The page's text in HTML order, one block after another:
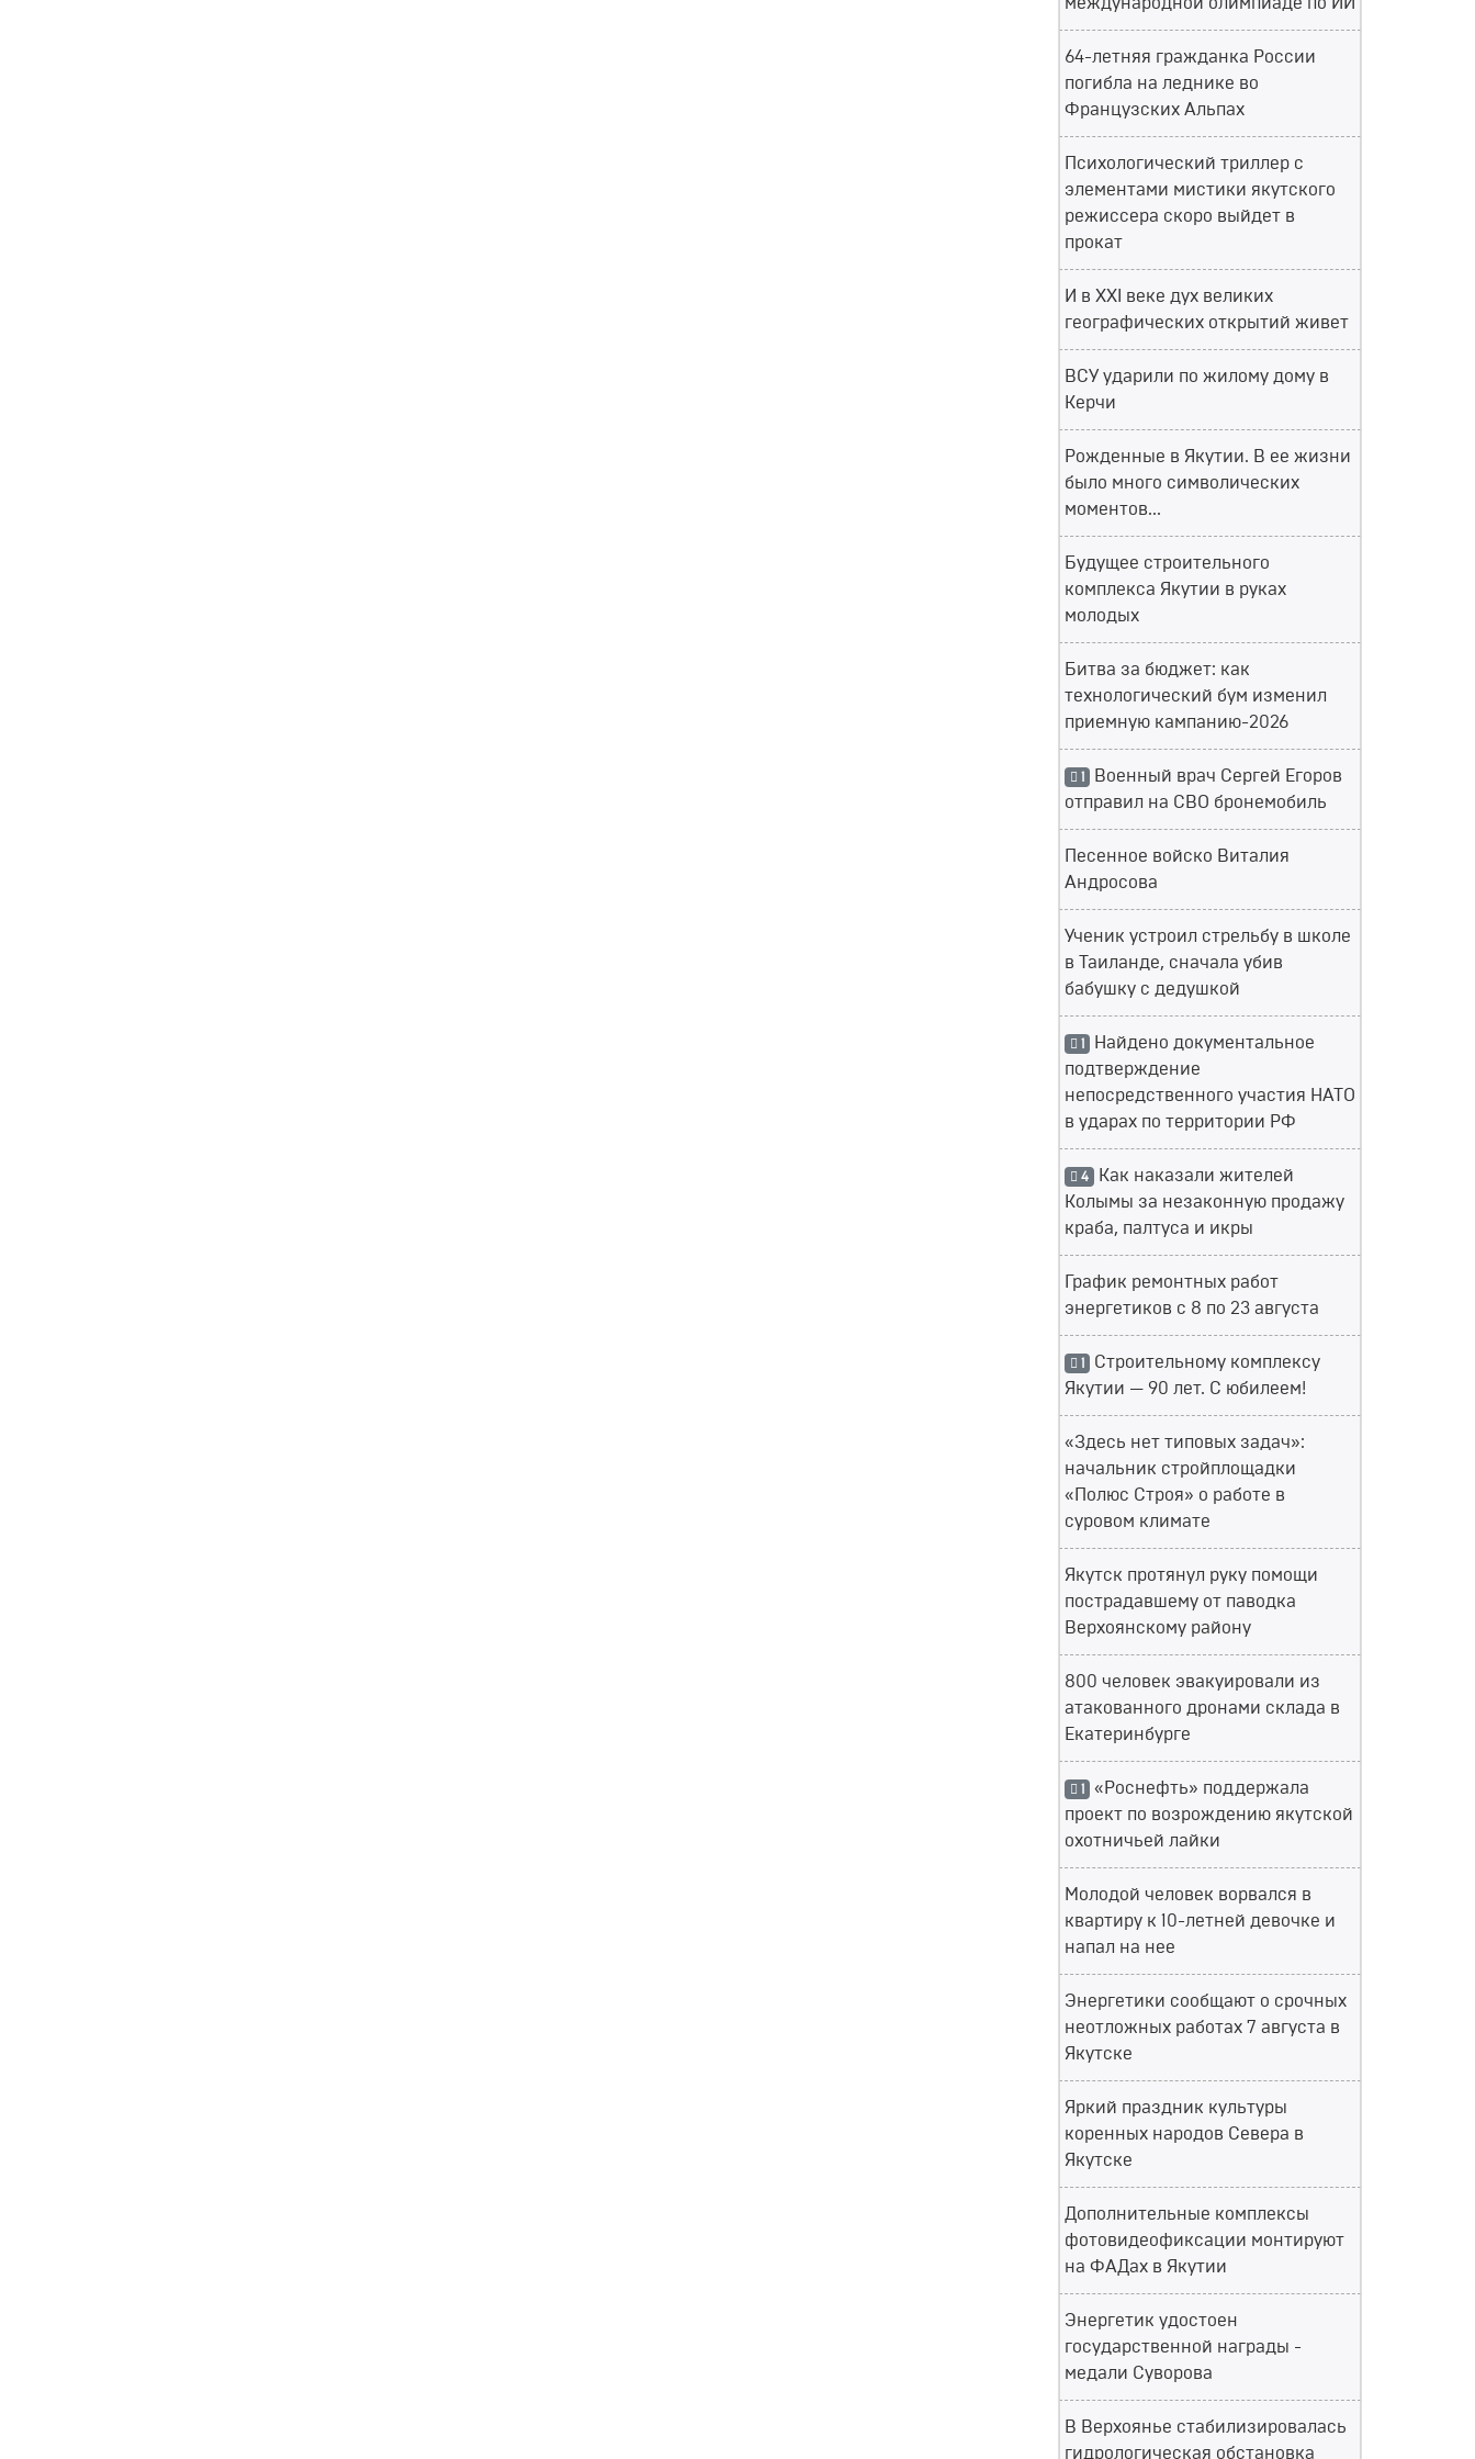
64-летняя гражданка России
погибла на леднике во
Французских Альпах
Психологический триллер с
элементами мистики якутского
режиссера скоро выйдет в
прокат
И в XXI веке дух великих
географических открытий живет
ВСУ ударили по жилому дому в
Керчи
Рожденные в Якутии. В ее жизни
было много символических
моментов...
Будущее строительного
комплекса Якутии в руках
молодых
Битва за бюджет: как
технологический бум изменил
приемную кампанию-2026
1 Военный врач Сергей Егоров
отправил на СВО бронемобиль
Песенное войско Виталия
Андросова
Ученик устроил стрельбу в школе
в Таиланде, сначала убив
бабушку с дедушкой
1 Найдено документальное
подтверждение
непосредственного участия НАТО
в ударах по территории РФ
4 Как наказали жителей
Колымы за незаконную продажу
краба, палтуса и икры
График ремонтных работ
энергетиков с 8 по 23 августа
1 Строительному комплексу
Якутии — 90 лет. С юбилеем!
«Здесь нет типовых задач»:
начальник стройплощадки
«Полюс Строя» о работе в
суровом климате
Якутск протянул руку помощи
пострадавшему от паводка
Верхоянскому району
800 человек эвакуировали из
атакованного дронами склада в
Екатеринбурге
1 «Роснефть» поддержала
проект по возрождению якутской
охотничьей лайки
Молодой человек ворвался в
квартиру к 10-летней девочке и
напал на нее
Энергетики сообщают о срочных
неотложных работах 7 августа в
Якутске
Яркий праздник культуры
коренных народов Севера в
Якутске
Дополнительные комплексы
фотовидеофиксации монтируют
на ФАДах в Якутии
Энергетик удостоен
государственной награды -
медали Суворова
В Верхоянье стабилизировалась
гидрологическая обстановка